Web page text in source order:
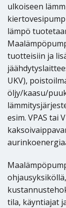
ulkoiseen
lämpö
tuotteisiin ja
UKV),
öljy/kaasu/
esim. VPAS tai
tila, käyntiajat